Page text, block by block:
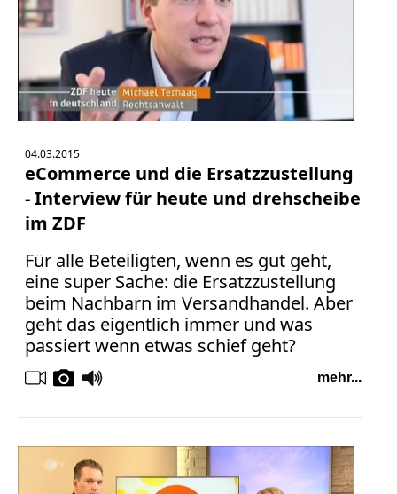
04.03.2015
eCommerce und die Ersatzzustellung
- Interview für heute und drehscheibe
im ZDF
Für alle Beteiligten, wenn es gut geht,
eine super Sache: die Ersatzzustellung
beim Nachbarn im Versandhandel. Aber
geht das eigentlich immer und was
passiert wenn etwas schief geht?
mehr...